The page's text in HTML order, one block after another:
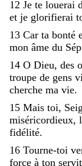
12 Je te louerai
et je glorifierai
13 Car ta bonté
mon âme du
14 O Dieu, des
troupe de gens
cherche ma vie.
15 Mais toi,
miséricordieux,
fidélité.
16 Tourne-toi
force à ton